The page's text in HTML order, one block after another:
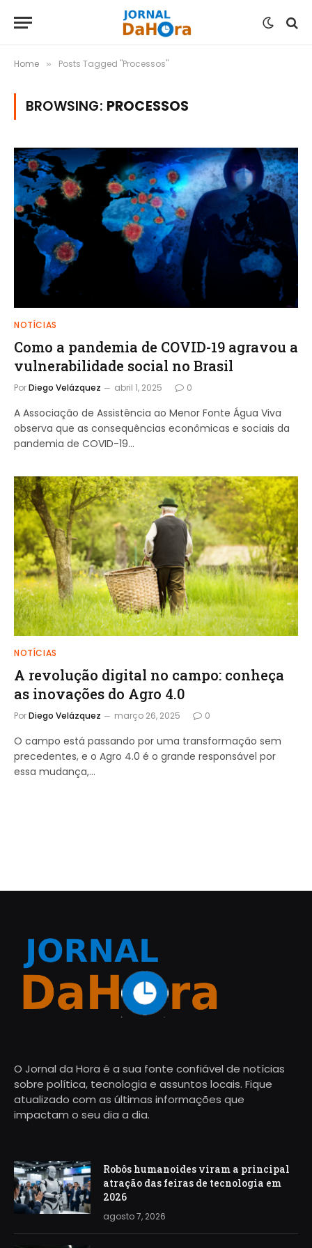
Home » Posts Tagged "Processos"
BROWSING: PROCESSOS
NOTÍCIAS
Como a pandemia de COVID-19 agravou a
vulnerabilidade social no Brasil
PorDiego Velázquez abril 1, 2025 0
A Associação de Assistência ao Menor Fonte Água Viva
observa que as consequências econômicas e sociais da
pandemia de COVID-19…
NOTÍCIAS
A revolução digital no campo: conheça
as inovações do Agro 4.0
PorDiego Velázquez março 26, 2025 0
O campo está passando por uma transformação sem
precedentes, e o Agro 4.0 é o grande responsável por
essa mudança,…
O Jornal da Hora é a sua fonte confiável de notícias
sobre política, tecnologia e assuntos locais. Fique
atualizado com as últimas informações que
impactam o seu dia a dia.
Robôs humanoides viram a principal
atração das feiras de tecnologia em
2026
agosto 7, 2026